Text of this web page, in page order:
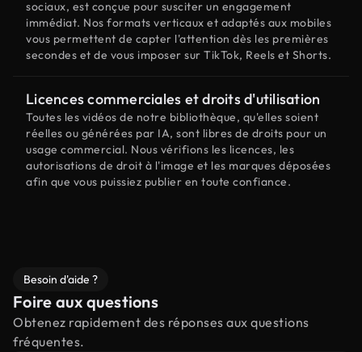
sociaux, est conçue pour susciter un engagement
immédiat. Nos formats verticaux et adaptés aux mobiles
vous permettent de capter l'attention dès les premières
secondes et de vous imposer sur TikTok, Reels et Shorts.
Licences commerciales et droits d'utilisation
Toutes les vidéos de notre bibliothèque, qu'elles soient
réelles ou générées par IA, sont libres de droits pour un
usage commercial. Nous vérifions les licences, les
autorisations de droit à l'image et les marques déposées
afin que vous puissiez publier en toute confiance.
Besoin d'aide ?
Foire aux questions
Obtenez rapidement des réponses aux questions
fréquentes.